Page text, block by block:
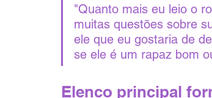
"Quanto mais eu leio o
muitas questões sobre
ele que eu gostaria de
se ele é um rapaz bom
Elenco principal